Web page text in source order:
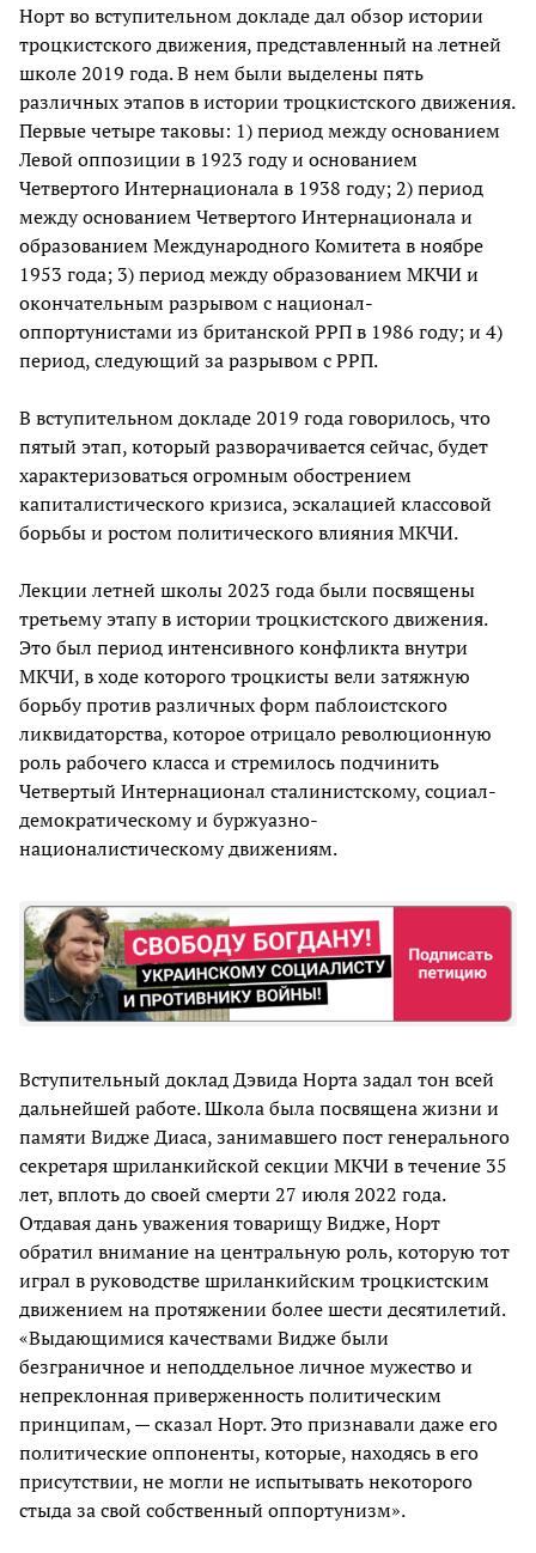
Норт во вступительном докладе дал обзор истории
троцкистского движения, представленный на летней
школе 2019 года. В нем были выделены пять
различных этапов в истории троцкистского движения.
Первые четыре таковы: 1) период между основанием
Левой оппозиции в 1923 году и основанием
Четвертого Интернационала в 1938 году; 2) период
между основанием Четвертого Интернационала и
образованием Международного Комитета в ноябре
1953 года; 3) период между образованием МКЧИ и
окончательным разрывом с национал-
оппортунистами из британской РРП в 1986 году; и 4)
период, следующий за разрывом с РРП.
В вступительном докладе 2019 года говорилось, что
пятый этап, который разворачивается сейчас, будет
характеризоваться огромным обострением
капиталистического кризиса, эскалацией классовой
борьбы и ростом политического влияния МКЧИ.
Лекции летней школы 2023 года были посвящены
третьему этапу в истории троцкистского движения.
Это был период интенсивного конфликта внутри
МКЧИ, в ходе которого троцкисты вели затяжную
борьбу против различных форм паблоистского
ликвидаторства, которое отрицало революционную
роль рабочего класса и стремилось подчинить
Четвертый Интернационал сталинистскому, социал-
демократическому и буржуазно-
националистическому движениям.
Вступительный доклад Дэвида Норта задал тон всей
дальнейшей работе. Школа была посвящена жизни и
памяти Видже Диаса, занимавшего пост генерального
секретаря шриланкийской секции МКЧИ в течение 35
лет, вплоть до своей смерти 27 июля 2022 года.
Отдавая дань уважения товарищу Видже, Норт
обратил внимание на центральную роль, которую тот
играл в руководстве шриланкийским троцкистским
движением на протяжении более шести десятилетий.
«Выдающимися качествами Видже были
безграничное и неподдельное личное мужество и
непреклонная приверженность политическим
принципам, — сказал Норт. Это признавали даже его
политические оппоненты, которые, находясь в его
присутствии, не могли не испытывать некоторого
стыда за свой собственный оппортунизм».